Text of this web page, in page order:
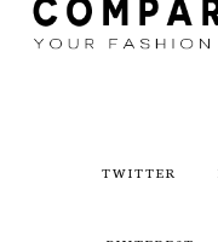
TWITTER